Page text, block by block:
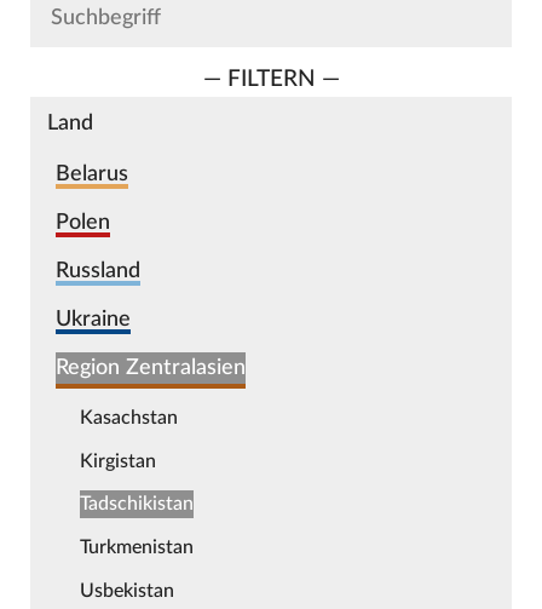
— FILTERN —
Land
Belarus
Polen
Russland
Ukraine
Region Zentralasien
Kasachstan
Kirgistan
Tadschikistan
Turkmenistan
Usbekistan